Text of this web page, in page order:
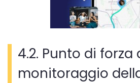
4.2. Punto di forza
monitoraggio